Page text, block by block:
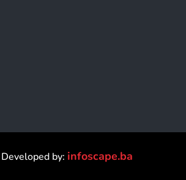
Developed by: infoscape.ba